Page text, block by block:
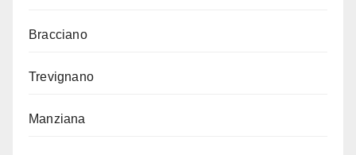
Bracciano
Trevignano
Manziana